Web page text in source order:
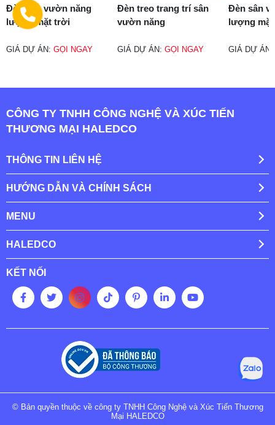
Đèn sân vườn năng
lượng mặt trời
GIÁ DỰ ÁN: GỌI NGAY
Đèn treo trang trí sân
vườn năng
GIÁ DỰ ÁN:GỌI NGAY
Đèn sân
lượng
GIÁ DỰ
CÔNG TY TNHH CÔNG NGHỆ VÀ XÚC TIẾN
THƯƠNG MẠI HALEDCO
THÔNG TIN LIÊN HỆ
HƯỚNG DẪN VÀ CHÍNH SÁCH
MENU
HALEDCO
KẾT NỐI
© Bản quyền thuộc về công ty TNHH Công Nghệ và Xúc Tiến Thương
Mại HALEDCO